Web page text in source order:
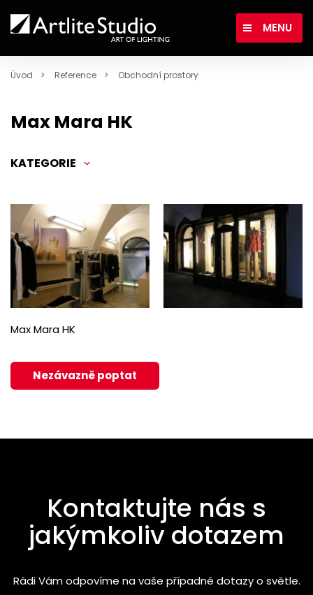
MENU
Úvod Reference Obchodní prostory
Max Mara HK
KATEGORIE
Max Mara HK
Nezávazně poptat
Kontaktujte nás s
jakýmkoliv dotazem
Rádi Vám odpovíme na vaše případné dotazy o světle.